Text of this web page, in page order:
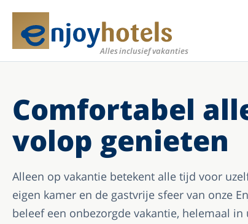
Alles inclusief vakanties
Comfortabel
volop genieten
Alleen op vakantie betekent alle tijd voor
eigen kamer en de gastvrije sfeer van onze
beleef een onbezorgde vakantie, helemaal